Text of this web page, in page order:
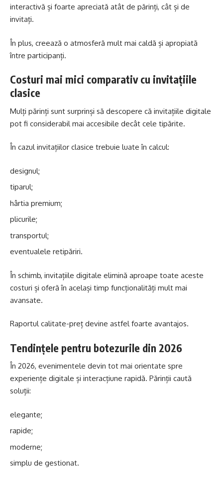
interactivă și foarte apreciată atât de părinți, cât și de
invitați.
În plus, creează o atmosferă mult mai caldă și apropiată
între participanți.
Costuri mai mici comparativ cu invitațiile
clasice
Mulți părinți sunt surprinși să descopere că invitațiile digitale
pot fi considerabil mai accesibile decât cele tipărite.
În cazul invitațiilor clasice trebuie luate în calcul:
designul;
tiparul;
hârtia premium;
plicurile;
transportul;
eventualele retipăriri.
În schimb, invitațiile digitale elimină aproape toate aceste
costuri și oferă în același timp funcționalități mult mai
avansate.
Raportul calitate-preț devine astfel foarte avantajos.
Tendințele pentru botezurile din 2026
În 2026, evenimentele devin tot mai orientate spre
experiențe digitale și interacțiune rapidă. Părinții caută
soluții:
elegante;
rapide;
moderne;
simplu de gestionat.